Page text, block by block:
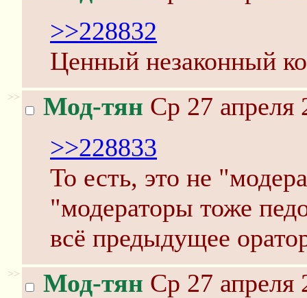
>>228832
Ценный незаконный
>> Мод-тян Ср 27 апреля
>>228833
То есть, это не
"модераторы тоже
всё предыдущее
>> Мод-тян Ср 27 апреля